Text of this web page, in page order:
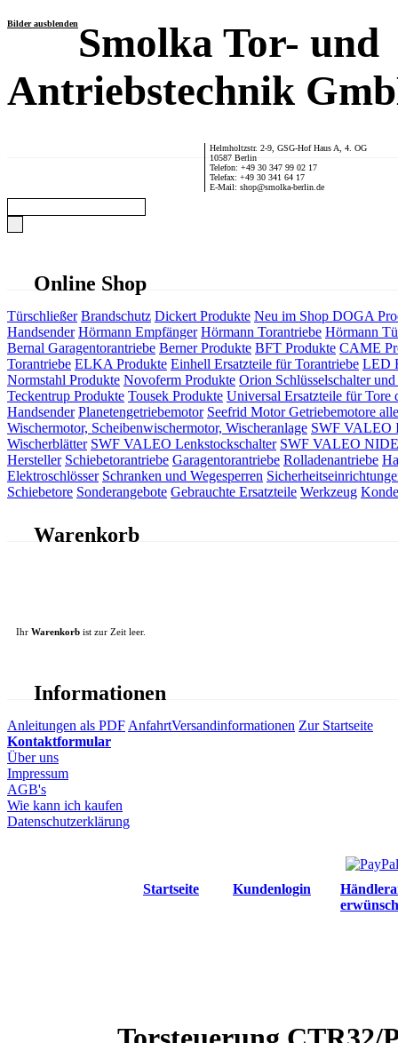
Bilder ausblendenSmolka Tor- und
Antriebstechnik
Helmholtzstr. 2-9, GSG-Hof Haus A, 4. OG
10587 Berlin
Telefon: +49 30 347 99 02 17
Telefax: +49 30 341 64 17
E-Mail: shop@smolka-berlin.de
Online Shop
Türschließer Brandschutz Dickert Produkte Neu im Shop DOGA
Handsender Hörmann Empfänger Hörmann Torantriebe Hörmann
Bernal Garagentorantriebe Berner Produkte BFT Produkte CAME
Torantriebe ELKA Produkte Einhell Ersatzteile für Torantriebe LED
Normstahl Produkte Novoferm Produkte Orion Schlüsselschalter und
Teckentrup Produkte Tousek Produkte Universal Ersatzteile für Tore
Handsender Planetengetriebemotor Seefrid Motor Getriebemotore
Wischermotor, Scheibenwischermotor, Wischeranlage SWF VALEO
Wischerblätter SWF VALEO Lenkstockschalter SWF VALEO
Hersteller Schiebetorantriebe Garagentorantriebe Rolladenantriebe
Elektroschlösser Schranken und Wegesperren
Schiebetore Sonderangebote Gebrauchte Ersatzteile Werkzeug
Warenkorb
Ihr Warenkorb ist zur Zeit leer.
Informationen
Anleitungen als PDF AnfahrtVersandinformationen Zur Startseite
Kontaktformular
Über uns
Impressum
AGB's
Wie kann ich kaufen
Datenschutzerklärung
Startseite Kundenlogin